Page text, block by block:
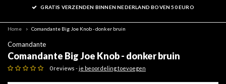
GRATIS VERZENDEN BINNEN NEDERLAND BOVEN 50 EURO
Home Comandante Big Joe Knob - donker bruin
Comandante
Comandante Big Joe Knob - donker bruin
0 reviews -je beoordeling toevoegen